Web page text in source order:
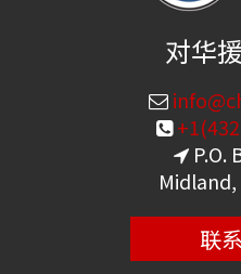
对华
P.O.
Midland,
联